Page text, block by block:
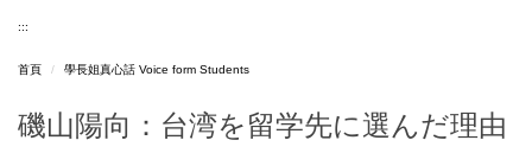
:::
首頁 學長姐真心話 Voice form Students
磯山陽向：台湾を留学先に選んだ理由